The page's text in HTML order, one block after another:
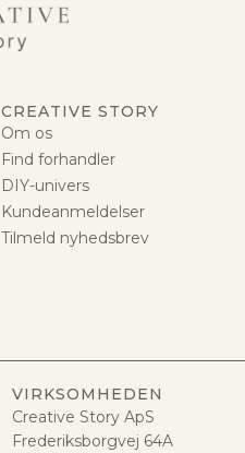
CREATIVE STORY
Om os
Find forhandler
DIY-univers
Kundeanmeldelser
Tilmeld nyhedsbrev
VIRKSOMHEDEN
Creative Story ApS
Frederiksborgvej 64A